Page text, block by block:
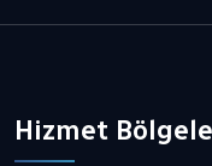
Hizmet